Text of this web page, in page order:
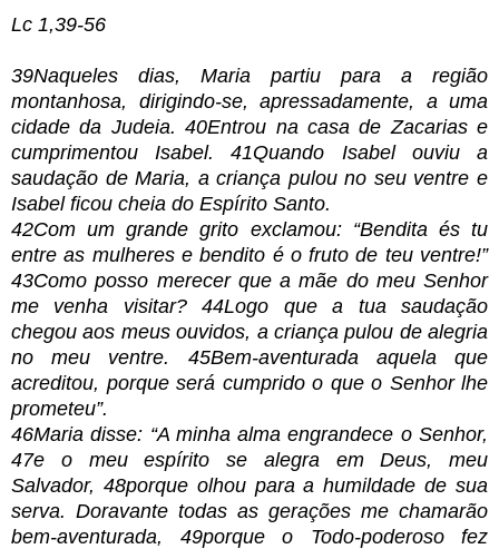
Lc 1,39-56
39Naqueles dias, Maria partiu para a região
montanhosa, dirigindo-se, apressadamente, a uma
cidade da Judeia. 40Entrou na casa de Zacarias e
cumprimentou Isabel. 41Quando Isabel ouviu a
saudação de Maria, a criança pulou no seu ventre e
Isabel ficou cheia do Espírito Santo.
42Com um grande grito exclamou: “Bendita és tu
entre as mulheres e bendito é o fruto de teu ventre!”
43Como posso merecer que a mãe do meu Senhor
me venha visitar? 44Logo que a tua saudação
chegou aos meus ouvidos, a criança pulou de alegria
no meu ventre. 45Bem-aventurada aquela que
acreditou, porque será cumprido o que o Senhor lhe
prometeu”.
46Maria disse: “A minha alma engrandece o Senhor,
47e o meu espírito se alegra em Deus, meu
Salvador, 48porque olhou para a humildade de sua
serva. Doravante todas as gerações me chamarão
bem-aventurada, 49porque o Todo-poderoso fez